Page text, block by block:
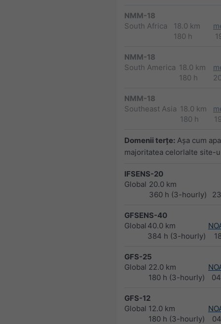
NMM-18
South Africa
18.0 km
180 h
NMM-18
South America 18.0 km
180 h
NMM-18
Southeast Asia 18.0 km
180 h
Domenii terţe: Aşa cum
majoritatea celorlalte site-
IFSENS-20
Global 20.0 km
360 h (3-hourly)
GFSENS-40
Global 40.0 km
384 h (3-hourly)
GFS-25
Global 22.0 km
180 h (3-hourly)
GFS-12
Global 12.0 km
180 h (3-hourly)